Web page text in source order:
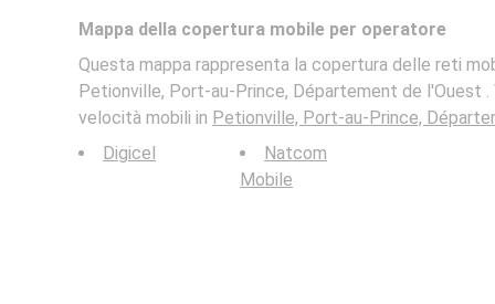
Mappa della copertura mobile per operatore
Questa mappa rappresenta la copertura delle reti
Petionville, Port-au-Prince, Département de l'Ouest .
velocità mobili in Petionville, Port-au-Prince,
Digicel
Natcom
Mobile